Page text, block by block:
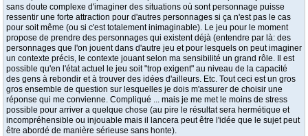
sans doute complexe d'imaginer des situations où sont personnage puisse
ressentir une forte attraction pour d'autres personnages si ça n'est pas le cas
pour soit même (ou si c'est totalement inimaginable). Le jeu pour le moment
propose de prendre des personnages qui existent déjà (entendre par là: des
personnages que l'on jouent dans d'autre jeu et pour lesquels on peut imaginer
un contexte précis, le contexte jouant selon ma sensibilité un grand rôle. Il est
possible qu'en l'état actuel le jeu soit "trop exigent" au niveau de la capacité
des gens à rebondir et à trouver des idées d'ailleurs. Etc. Tout ceci est un gros
gros ensemble de question sur lesquelles je dois m'assurer de choisir une
réponse qui me convienne. Compliqué ... mais je me met le moins de stress
possible pour arriver a quelque chose (au pire le résultat sera hermétique et
incompréhensible ou injouable mais il lancera peut être l'idée que le sujet peut
être abordé de manière sérieuse sans honte).